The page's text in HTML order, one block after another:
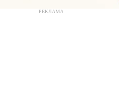
РЕКЛАМА